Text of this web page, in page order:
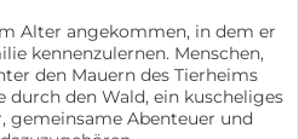
Alter angekommen, in dem er
kennenzulernen. Menschen,
den Mauern des Tierheims
durch den Wald, ein kuscheliges
gemeinsame Abenteuer und